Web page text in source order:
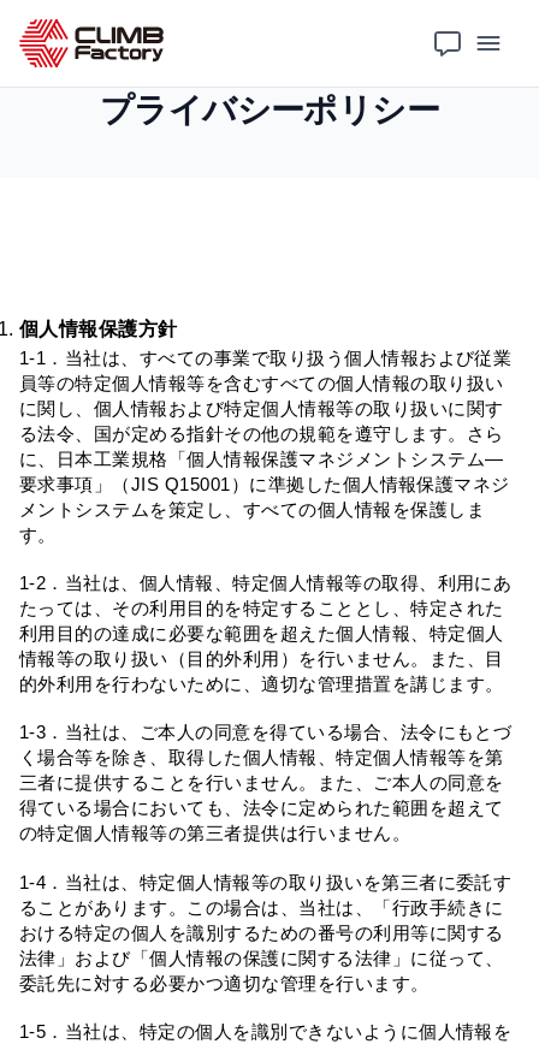
ホーム
プライバシーポリシー
個人情報保護方針
1-1．当社は、すべての事業で取り扱う個人情報および従業
員等の特定個人情報等を含むすべての個人情報の取り扱い
に関し、個人情報および特定個人情報等の取り扱いに関す
る法令、国が定める指針その他の規範を遵守します。さら
に、日本工業規格「個人情報保護マネジメントシステム―
要求事項」（JIS Q15001）に準拠した個人情報保護マネジ
メントシステムを策定し、すべての個人情報を保護しま
す。
1-2．当社は、個人情報、特定個人情報等の取得、利用にあ
たっては、その利用目的を特定することとし、特定された
利用目的の達成に必要な範囲を超えた個人情報、特定個人
情報等の取り扱い（目的外利用）を行いません。また、目
的外利用を行わないために、適切な管理措置を講じます。
1-3．当社は、ご本人の同意を得ている場合、法令にもとづ
く場合等を除き、取得した個人情報、特定個人情報等を第
三者に提供することを行いません。また、ご本人の同意を
得ている場合においても、法令に定められた範囲を超えて
の特定個人情報等の第三者提供は行いません。
1-4．当社は、特定個人情報等の取り扱いを第三者に委託す
ることがあります。この場合は、当社は、「行政手続きに
おける特定の個人を識別するための番号の利用等に関する
法律」および「個人情報の保護に関する法律」に従って、
委託先に対する必要かつ適切な管理を行います。
1-5．当社は、特定の個人を識別できないように個人情報を